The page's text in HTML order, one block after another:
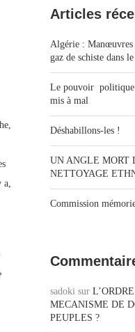
a,
Articles
Algérie : Manœuvres
gaz de schiste dans
Le pouvoir politique
mis à mal
Déshabillons-les !
UN ANGLE MORT
NETTOYAGE
Commission
sadoki sur
MECANISME DE
PEUPLES ?